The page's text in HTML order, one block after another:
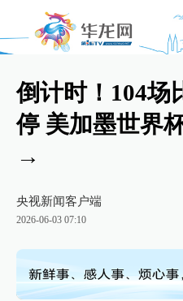
倒计时！104场
停 美加墨世界
→
央视新闻客户端
2026-06-03 07:10